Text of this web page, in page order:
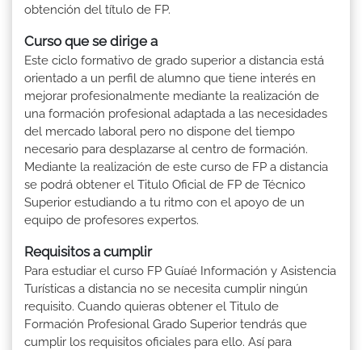
obtención del título de FP.
Curso que se dirige a
Este ciclo formativo de grado superior a distancia está
orientado a un perfil de alumno que tiene interés en
mejorar profesionalmente mediante la realización de
una formación profesional adaptada a las necesidades
del mercado laboral pero no dispone del tiempo
necesario para desplazarse al centro de formación.
Mediante la realización de este curso de FP a distancia
se podrá obtener el Titulo Oficial de FP de Técnico
Superior estudiando a tu ritmo con el apoyo de un
equipo de profesores expertos.
Requisitos a cumplir
Para estudiar el curso FP Guíaé Información y Asistencia
Turísticas a distancia no se necesita cumplir ningún
requisito. Cuando quieras obtener el Titulo de
Formación Profesional Grado Superior tendrás que
cumplir los requisitos oficiales para ello. Así para